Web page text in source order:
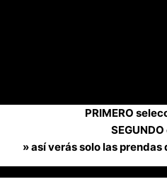
PRIMERO
» así verás solo las